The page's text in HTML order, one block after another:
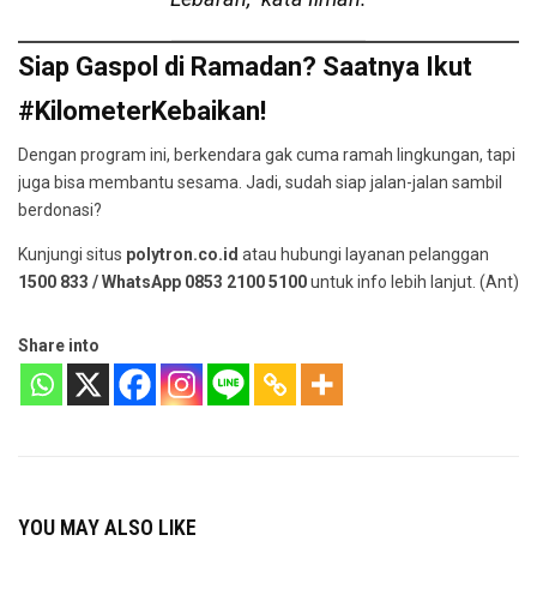
Siap Gaspol di Ramadan? Saatnya Ikut
#KilometerKebaikan!
Dengan program ini, berkendara gak cuma ramah lingkungan, tapi
juga bisa membantu sesama. Jadi, sudah siap jalan-jalan sambil
berdonasi?
Kunjungi situs polytron.co.id atau hubungi layanan pelanggan
1500 833 / WhatsApp 0853 2100 5100untuk info lebih lanjut. (Ant)
Share into
YOU MAY ALSO LIKE